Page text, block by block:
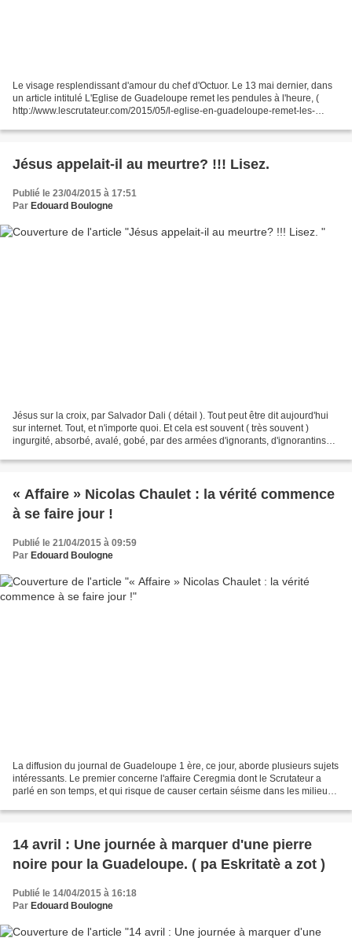
Le visage resplendissant d'amour du chef d'Octuor. Le 13 mai dernier, dans
un article intitulé L'Eglise de Guadeloupe remet les pendules à l'heure, (
http://www.lescrutateur.com/2015/05/l-eglise-en-guadeloupe-remet-les-
Jésus appelait-il au meurtre? !!! Lisez.
Publié le 23/04/2015 à 17:51
Par Edouard Boulogne
Jésus sur la croix, par Salvador Dali ( détail ). Tout peut être dit aujourd'hui
sur internet. Tout, et n'importe quoi. Et cela est souvent ( très souvent )
ingurgité, absorbé, avalé, gobé, par des armées d'ignorants, d'ignorantins
« Affaire » Nicolas Chaulet : la vérité commence
à se faire jour !
Publié le 21/04/2015 à 09:59
Par Edouard Boulogne
La diffusion du journal de Guadeloupe 1 ère, ce jour, aborde plusieurs sujets
intéressants. Le premier concerne l'affaire Ceregmia dont le Scrutateur a
parlé en son temps, et qui risque de causer certain séisme dans les milieux
14 avril : Une journée à marquer d'une pierre
noire pour la Guadeloupe. ( pa Eskritatè a zot )
Publié le 14/04/2015 à 16:18
Par Edouard Boulogne